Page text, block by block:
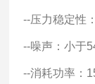
--压力稳定性
--噪声：小于
--消耗功率：